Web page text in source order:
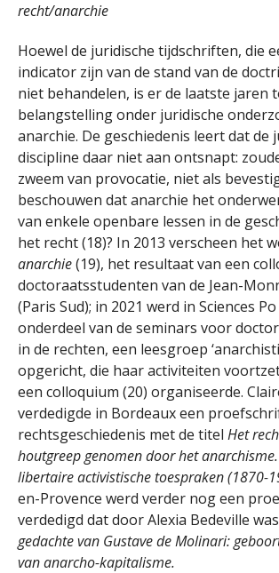
recht/anarchie
Hoewel de juridische tijdschriften, die
indicator zijn van de stand van de
niet behandelen, is er de laatste jaren
belangstelling onder juridische
anarchie. De geschiedenis leert dat de
discipline daar niet aan ontsnapt:
zweem van provocatie, niet als
beschouwen dat anarchie het
van enkele openbare lessen in de
het recht (18)? In 2013 verscheen het
anarchie(19), het resultaat van een
doctoraatsstudenten van de Jean-
(Paris Sud); in 2021 werd in Sciences
onderdeel van de seminars voor
in de rechten, een leesgroep
opgericht, die haar activiteiten
een colloquium (20) organiseerde.
verdedigde in Bordeaux een
rechtsgeschiedenis met de titel Het
houtgreep genomen door het anarchisme.
libertaire activistische toespraken (1870-
en-Provence werd verder nog een
verdedigd dat door Alexia Bedeville
gedachte van Gustave de Molinari:
van anarcho-kapitalisme.